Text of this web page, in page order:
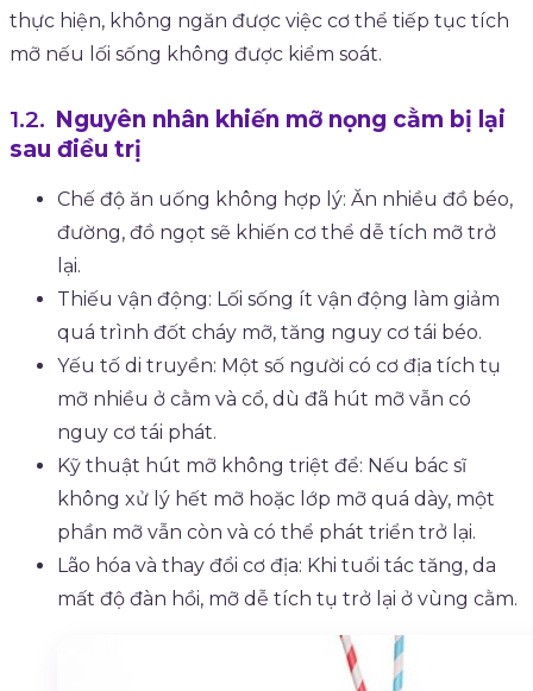
thực hiện, không ngăn được việc cơ thể tiếp tục tích
mỡ nếu lối sống không được kiểm soát.
Nguyên nhân khiến mỡ nọng cằm bị lại
sau điều trị
Chế độ ăn uống không hợp lý: Ăn nhiều đồ béo,
đường, đồ ngọt sẽ khiến cơ thể dễ tích mỡ trở
lại.
Thiếu vận động: Lối sống ít vận động làm giảm
quá trình đốt cháy mỡ, tăng nguy cơ tái béo.
Yếu tố di truyền: Một số người có cơ địa tích tụ
mỡ nhiều ở cằm và cổ, dù đã hút mỡ vẫn có
nguy cơ tái phát.
Kỹ thuật hút mỡ không triệt để: Nếu bác sĩ
không xử lý hết mỡ hoặc lớp mỡ quá dày, một
phần mỡ vẫn còn và có thể phát triển trở lại.
Lão hóa và thay đổi cơ địa: Khi tuổi tác tăng, da
mất độ đàn hồi, mỡ dễ tích tụ trở lại ở vùng cằm.